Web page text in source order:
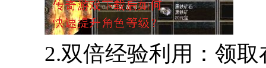
2.双倍经验利用：领